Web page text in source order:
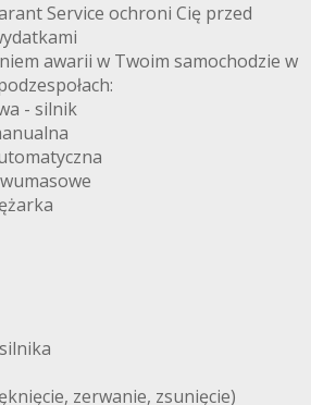
Service ochroni Cię przed
awarii w Twoim samochodzie w
- silnik
zerwanie, zsunięcie)